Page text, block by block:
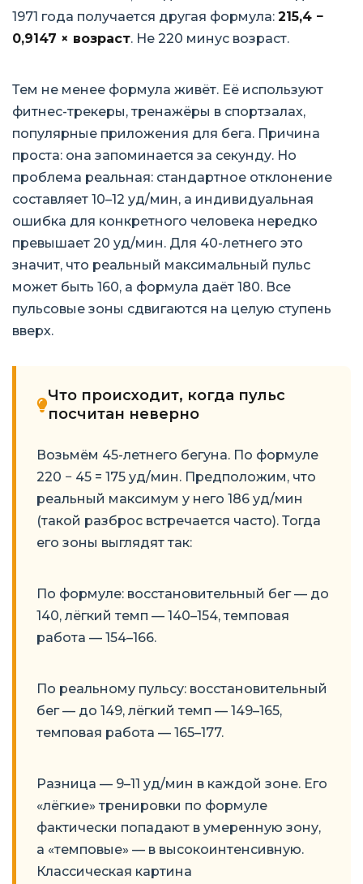
1971 года получается другая формула: 215,4 −
0,9147 × возраст. Не 220 минус возраст.
Тем не менее формула живёт. Её используют
фитнес-трекеры, тренажёры в спортзалах,
популярные приложения для бега. Причина
проста: она запоминается за секунду. Но
проблема реальная: стандартное отклонение
составляет 10–12 уд/мин, а индивидуальная
ошибка для конкретного человека нередко
превышает 20 уд/мин. Для 40-летнего это
значит, что реальный максимальный пульс
может быть 160, а формула даёт 180. Все
пульсовые зоны сдвигаются на целую ступень
вверх.
Что происходит, когда пульс
посчитан неверно
Возьмём 45-летнего бегуна. По формуле
220 − 45 = 175 уд/мин. Предположим, что
реальный максимум у него 186 уд/мин
(такой разброс встречается часто). Тогда
его зоны выглядят так:
По формуле: восстановительный бег — до
140, лёгкий темп — 140–154, темповая
работа — 154–166.
По реальному пульсу: восстановительный
бег — до 149, лёгкий темп — 149–165,
темповая работа — 165–177.
Разница — 9–11 уд/мин в каждой зоне. Его
«лёгкие» тренировки по формуле
фактически попадают в умеренную зону,
а «темповые» — в высокоинтенсивную.
Классическая картина